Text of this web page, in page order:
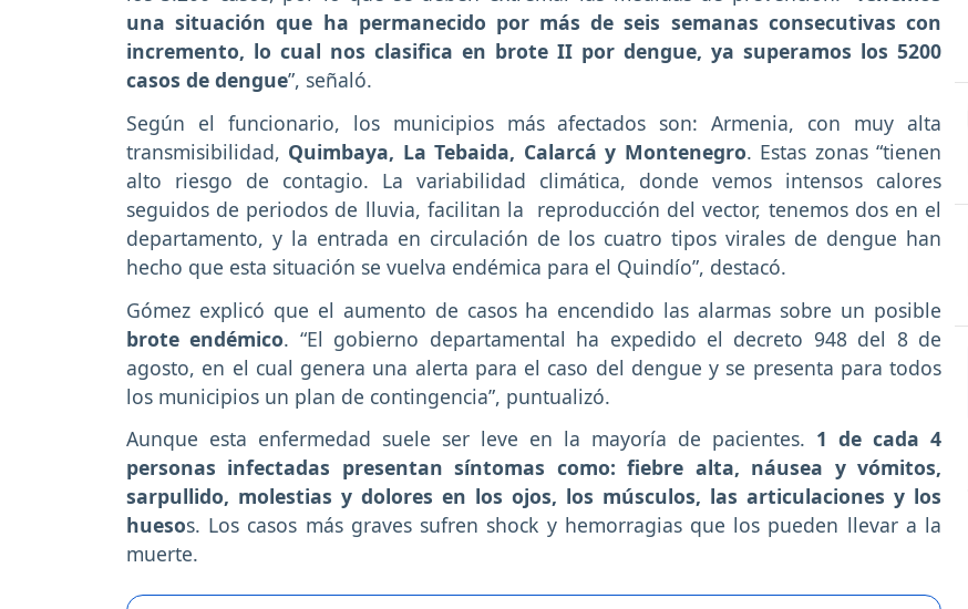
una situación que ha permanecido por más de seis semanas consecutivas con
incremento, lo cual nos clasifica en brote II por dengue, ya superamos los 5200
casos de dengue”, señaló.
Según el funcionario, los municipios más afectados son: Armenia, con muy alta
transmisibilidad, Quimbaya, La Tebaida, Calarcá y Montenegro. Estas zonas “tienen
alto riesgo de contagio. La variabilidad climática, donde vemos intensos calores
seguidos de periodos de lluvia, facilitan la reproducción del vector, tenemos dos en el
departamento, y la entrada en circulación de los cuatro tipos virales de dengue han
hecho que esta situación se vuelva endémica para el Quindío”, destacó.
Gómez explicó que el aumento de casos ha encendido las alarmas sobre un posible
brote endémico. “El gobierno departamental ha expedido el decreto 948 del 8 de
agosto, en el cual genera una alerta para el caso del dengue y se presenta para todos
los municipios un plan de contingencia”, puntualizó.
Aunque esta enfermedad suele ser leve en la mayoría de pacientes. 1 de cada 4
personas infectadas presentan síntomas como: fiebre alta, náusea y vómitos,
sarpullido, molestias y dolores en los ojos, los músculos, las articulaciones y los
huesos. Los casos más graves sufren shock y hemorragias que los pueden llevar a la
muerte.